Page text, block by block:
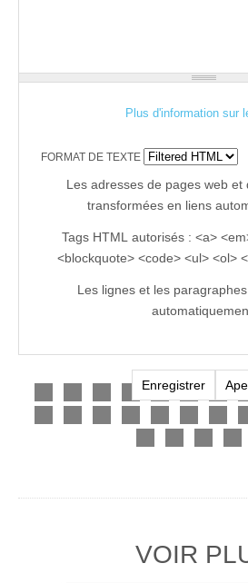
Plus d'information sur
FORMAT DE TEXTE
Les adresses de pages web et
transformées en liens
Tags HTML autorisés : <a>
<blockquote> <code> <ul> <ol>
Les lignes et les
VOIR